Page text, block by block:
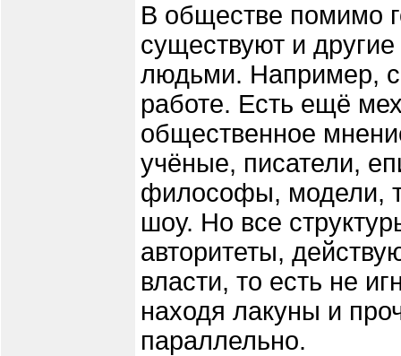
В обществе помимо
существуют и
людьми. Например,
работе. Есть ещё
общественное
учёные, писатели,
философы, модели,
шоу. Но все
авторитеты,
власти, то есть не
находя лакуны и
параллельно.